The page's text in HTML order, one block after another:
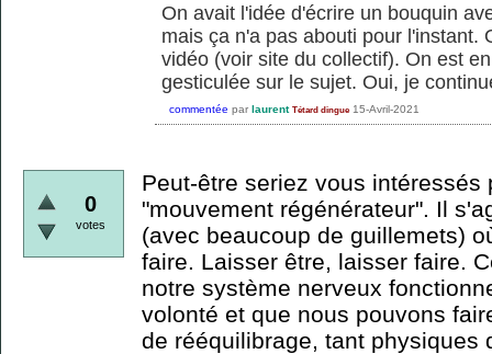
On avait l'idée d'écrire un bouquin
mais ça n'a pas abouti pour l'instant.
vidéo (voir site du collectif). On est
gesticulée sur le sujet. Oui, je
commentée par laurent Tétard dingue 15-Avril-2021
0
votes
Peut-être seriez vous intéressés
"mouvement régénérateur". Il
(avec beaucoup de guillemets)
faire. Laisser être, laisser faire.
notre système nerveux
volonté et que nous pouvons
de rééquilibrage, tant physiques